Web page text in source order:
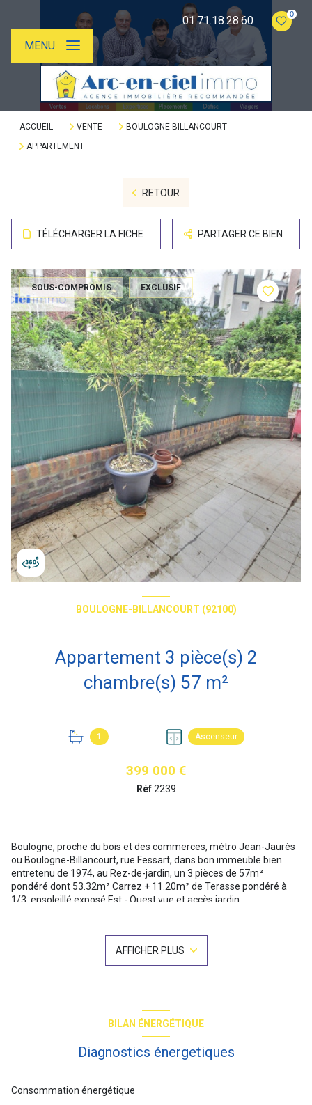
01.71.18.28.60
0
MENU
ACCUEIL VENTE
BOULOGNE BILLANCOURT
APPARTEMENT
RETOUR
TÉLÉCHARGER LA FICHE PARTAGER CE BIEN
SOUS-COMPROMIS EXCLUSIF
BOULOGNE-BILLANCOURT (92100)
Appartement 3 pièce(s) 2
chambre(s) 57 m²
1 Ascenseur
399 000 €
Réf2239
Boulogne, proche du bois et des commerces, métro Jean-Jaurès
ou Boulogne-Billancourt, rue Fessart, dans bon immeuble bien
entretenu de 1974, au Rez-de-jardin, un 3 pièces de 57m²
pondéré dont 53.32m² Carrez + 11.20m² de Terasse pondéré à
1/3, ensoleillé exposé Est - Ouest vue et accès jardin.
beau parquet donnant accès à la grande terasse de 11,20m² sur
le jardin arrière de la copropriété en jouissance commun au grand
calme, une cuisine séparée avec fenêtre (pouvant être ouverte
cuisine et rafraîchissement de l'appartement. Une cave complète
Copropriété : 41 lots. Quote-part budget prévisionnel annuel : ...
euros. Nouveau DPE classe d'énergie E (284kWh/m²an d'énergie
E(61kgCO²/m²an) / estimation 1480-2060 E des prix moyens des
énergies indexés sur les années 2021-2022-2023, abonnements
AFFICHER PLUS
BILAN ÉNERGÉTIQUE
Diagnostics énergetiques
Consommation énergétique